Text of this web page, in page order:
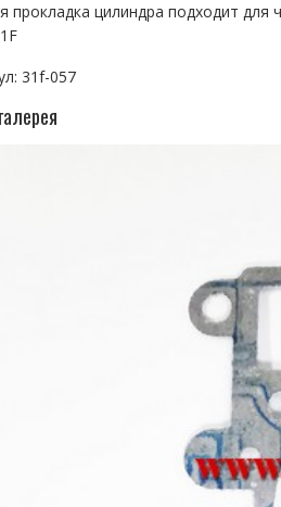
прокладка цилиндра подходит для
31f-057